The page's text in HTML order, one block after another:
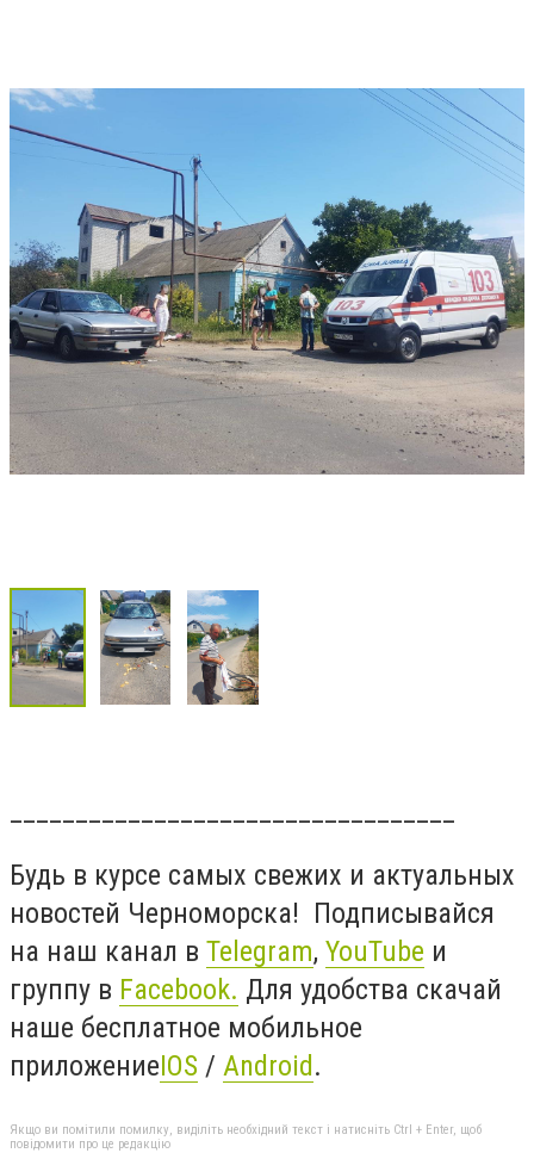
Будь в курсе самых свежих и актуальных
новостей Черноморска! Подписывайся
на наш канал в Telegram, YouTube и
группу в Facebook. Для удобства скачай
наше бесплатное мобильное
приложениеIOS / Android.
Якщо ви помітили помилку, виділіть необхідний текст і натисніть Ctrl + Enter, щоб
повідомити про це редакцію